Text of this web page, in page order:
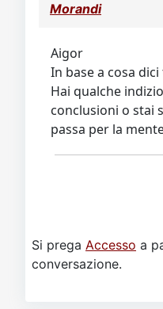
Morandi
Aigor
In base a cosa
Hai qualche
conclusioni o stai
passa per la
Si prega Accesso a
conversazione.